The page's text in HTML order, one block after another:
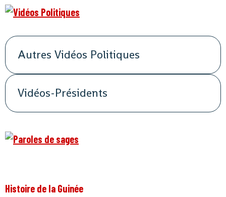
Autres Vidéos Politiques
Vidéos-Présidents
Histoire de la Guinée